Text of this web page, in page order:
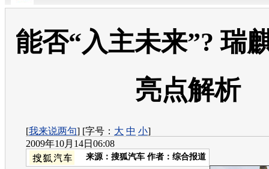
能否“入主未来”? 瑞
亮点解析
[我来说两句] [字号： 大 中 小]
2009年10月14日06:08
来源： 搜狐汽车 作者：综合报道